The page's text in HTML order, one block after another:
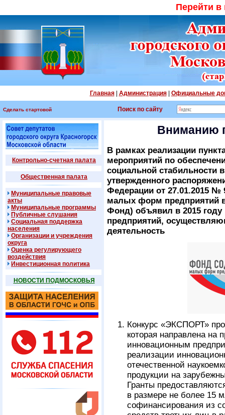
Перейти
Главная| Администрация| Официальные
Сделать стартовой Поиск по сайту
Контрольно-счетная палата
Общественная палата
Муниципальные правовые
акты
Муниципальные программы
Публичные слушания
Социальная поддержка
населения
Организации и учреждения
округа
Оценка регулирующего
воздействия
Инвестиционная политика
НОВОСТИ ПОДМОСКОВЬЯ
Вниманию
В рамках реализации
мероприятий по
социальной стабильности
утвержденного
Федерации от 27.01.2015 №
малых форм предприятий
Фонд) объявил в 2015
предприятий,
деятельность
Конкурс «ЭКСПОРТ»
которая направлена на
инновационным
реализации
отечественной
продукции на
Гранты
в размере не более 15
софинансирования из